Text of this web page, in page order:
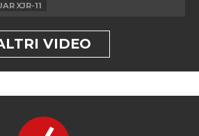
XJR-11
VIDEO